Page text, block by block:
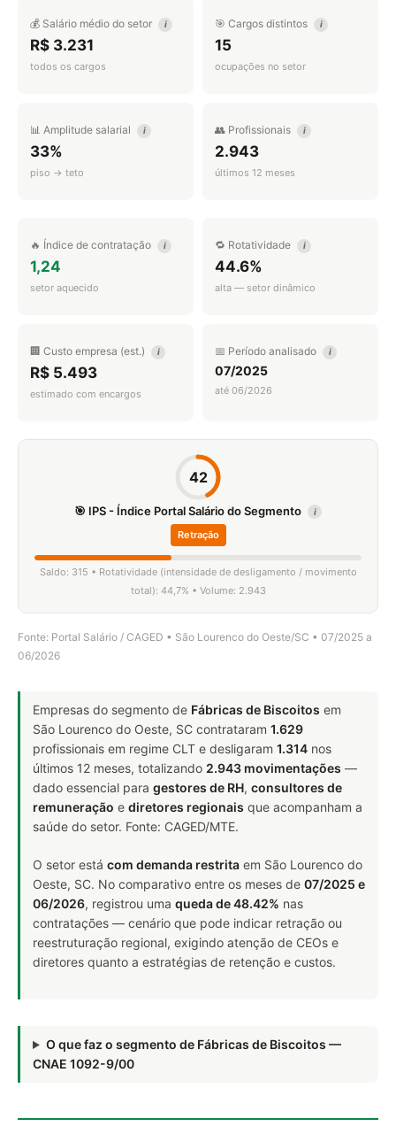
💰 Salário médio do setor i
R$ 3.231
todos os cargos
🎯 Cargos distintos i
15
ocupações no setor
📊 Amplitude salarial i
33%
piso → teto
👥 Profissionais i
2.943
últimos 12 meses
🔥 Índice de contratação i
1,24
setor aquecido
🔁 Rotatividade i
44.6%
alta — setor dinâmico
🏢 Custo empresa (est.) i
R$ 5.493
estimado com encargos
📅 Período analisado i
07/2025
até 06/2026
42
🎯 IPS - Índice Portal Salário do Segmento i
Retração
Saldo: 315 • Rotatividade (intensidade de desligamento / movimento
total): 44,7% • Volume: 2.943
Fonte: Portal Salário / CAGED • São Lourenco do Oeste/SC • 07/2025 a
06/2026
Empresas do segmento de Fábricas de Biscoitos em
São Lourenco do Oeste, SC contrataram 1.629
profissionais em regime CLT e desligaram 1.314 nos
últimos 12 meses, totalizando 2.943 movimentações —
dado essencial para gestores de RH, consultores de
remuneração e diretores regionais que acompanham a
saúde do setor. Fonte: CAGED/MTE.
O setor está com demanda restrita em São Lourenco do
Oeste, SC. No comparativo entre os meses de 07/2025 e
06/2026, registrou uma queda de 48.42% nas
contratações — cenário que pode indicar retração ou
reestruturação regional, exigindo atenção de CEOs e
diretores quanto a estratégias de retenção e custos.
O que faz o segmento de Fábricas de Biscoitos —
CNAE 1092-9/00